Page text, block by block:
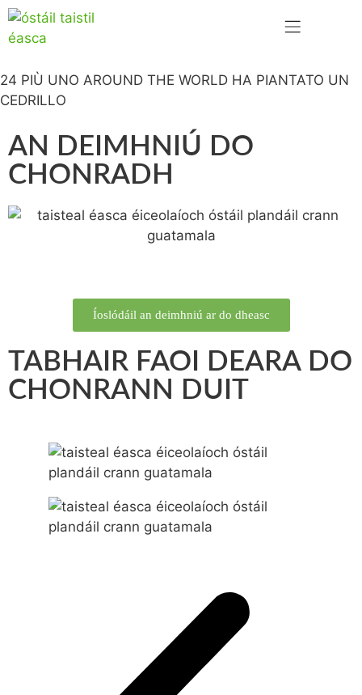
24 PIÙ UNO AROUND THE WORLD HA PIANTATO UN
CEDRILLO
AN DEIMHNIÚ DO
CHONRADH
Íoslódáil an deimhniú ar do dheasc
TABHAIR FAOI DEARA DO
CHONRANN DUIT